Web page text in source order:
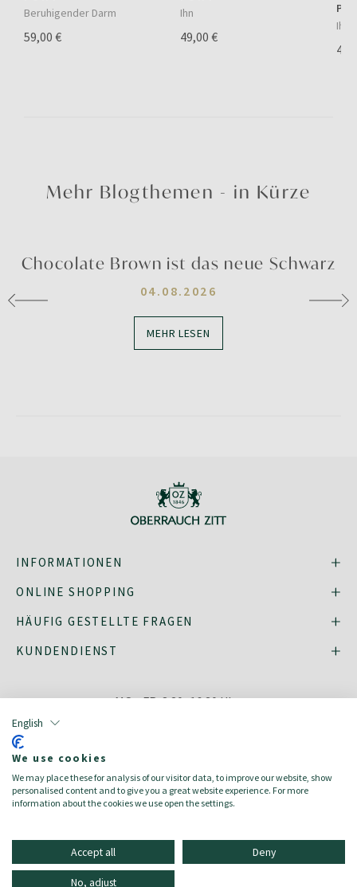
English
We use cookies
We may place these for analysis of our visitor data, to improve our website, show
personalised content and to give you a great website experience. For more
information about the cookies we use open the settings.
Accept all Deny
No, adjust
Beruhigender Darm
59,00 €
Ihn
49,00 €
Ihr
Mehr Blogthemen - in Kürze
Chocolate Brown ist das neue Schwarz
04.08.2026
MEHR LESEN
INFORMATIONEN
ONLINE SHOPPING
HÄUFIG GESTELLTE FRAGEN
KUNDENDIENST
MO - FR: 8:30–16:30 Uhr,
english italiano
2023 © Oberrauch-Zitt AG | USt-IdNr.: 00120620216